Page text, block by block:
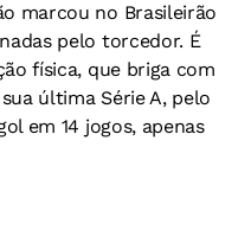
marcou no Brasileirão
pelo torcedor. É
física, que briga com
última Série A, pelo
em 14 jogos, apenas